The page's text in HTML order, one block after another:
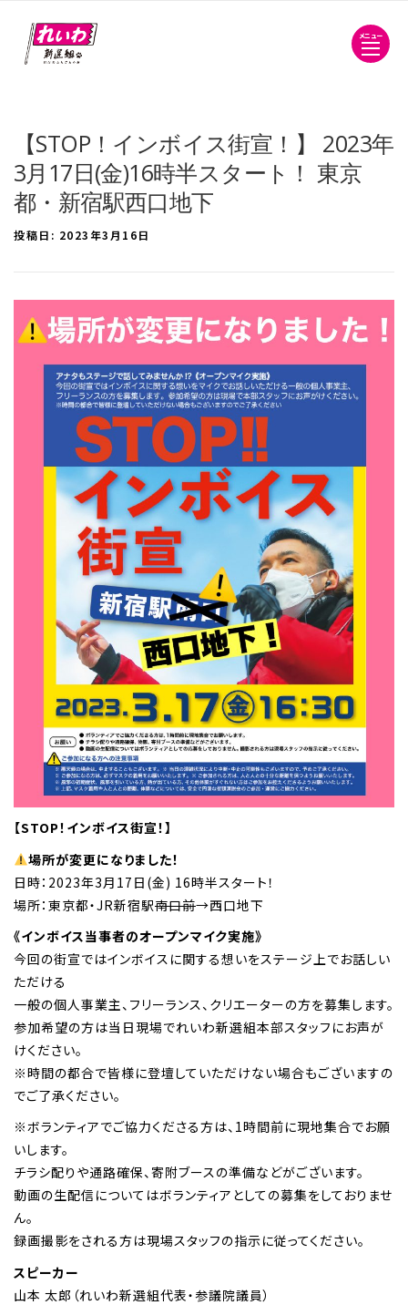
メニュー
【STOP！インボイス街宣！】 2023年
3月17日(金)16時半スタート！ 東京
都・新宿駅西口地下
投稿日: 2023年3月16日
【STOP！インボイス街宣！】
場所が変更になりました！
日時：2023年3月17日(金) 16時半スタート！
場所：東京都・JR新宿駅南口前→西口地下
《インボイス当事者のオープンマイク実施》
今回の街宣ではインボイスに関する想いをステージ上でお話しい
ただける
一般の個人事業主、フリーランス、クリエーターの方を募集します。
参加希望の方は当日現場でれいわ新選組本部スタッフにお声が
けください。
※時間の都合で皆様に登壇していただけない場合もございますの
でご了承ください。
※ボランティアでご協力くださる方は、1時間前に現地集合でお願
いします。
チラシ配りや通路確保、寄附ブースの準備などがございます。
動画の生配信についてはボランティアとしての募集をしておりませ
ん。
録画撮影をされる方は現場スタッフの指示に従ってください。
スピーカー
山本 太郎（れいわ新選組代表・参議院議員）